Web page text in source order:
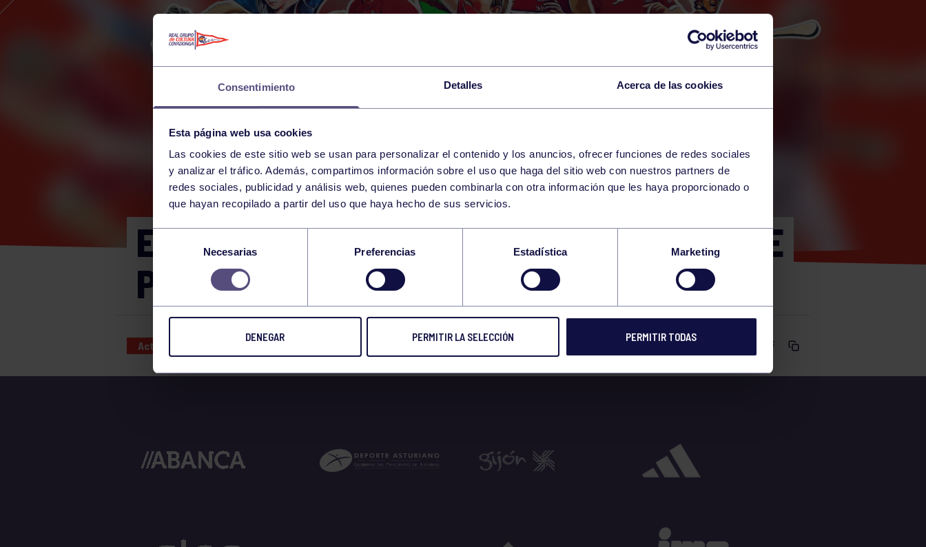
Consentimiento Detalles Acerca de las cookies
Esta página web usa cookies
Las cookies de este sitio web se usan para personalizar el contenido y los anuncios, ofrecer funciones de redes sociales
y analizar el tráfico. Además, compartimos información sobre el uso que haga del sitio web con nuestros partners de
redes sociales, publicidad y análisis web, quienes pueden combinarla con otra información que les haya proporcionado o
que hayan recopilado a partir del uso que haya hecho de sus servicios.
Selección
de
consentimiento
Necesarias Preferencias Estadística Marketing
DENEGAR PERMITIR LA SELECCIÓN PERMITIR TODAS
25 SATURDAY
FEBRUARY
EXC. MONTAÑA 25/2 LA VEGA-LLAMES DE
PARRES-CANGAS DE ONÍS
Actividades deportivas 25 FEB 2023